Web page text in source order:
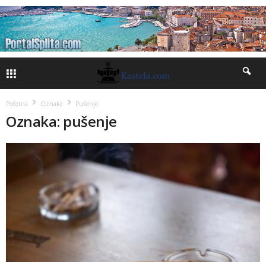
Početna Oznake Pušenje
Oznaka: pušenje